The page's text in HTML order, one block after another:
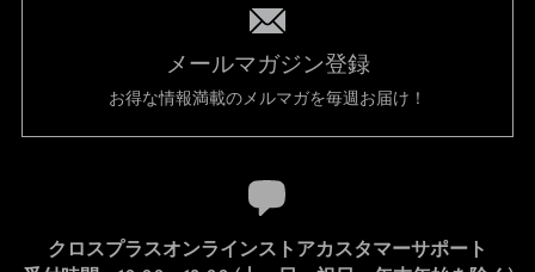
メールマガジン登録
お得な情報満載のメルマガを毎週お届け！
クロスプラスオンラインストアカスタマーサポート